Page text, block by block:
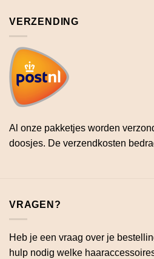
VERZENDING
Al onze pakketjes worden
doosjes. De verzendkosten
VRAGEN?
Heb je een vraag over je
hulp nodig welke